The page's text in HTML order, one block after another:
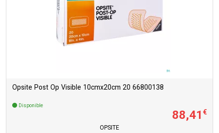
Opsite Post Op Visible 10cmx20cm 20 66800138
Disponible
88,41€
OPSITE